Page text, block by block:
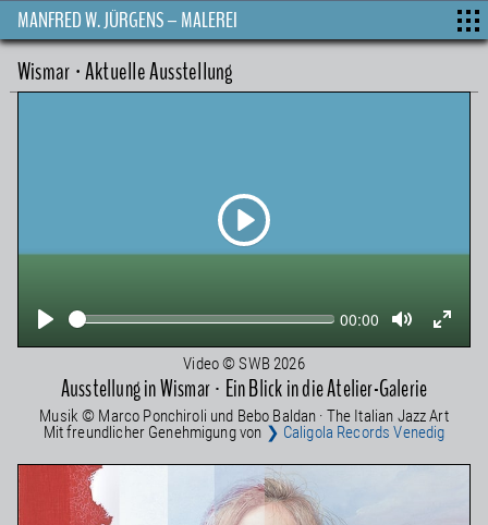
MANFRED W. JÜRGENS – MALEREI
Wismar · Aktuelle Ausstellung
Play
Seek Current
00:00
Video © SWB 2026
Ausstellung in Wismar · Ein Blick in die Atelier-Galerie
Musik © Marco Ponchiroli und Bebo Baldan · The Italian Jazz Art
Mit freundlicher Genehmigung von ❯ Caligola Records Venedig